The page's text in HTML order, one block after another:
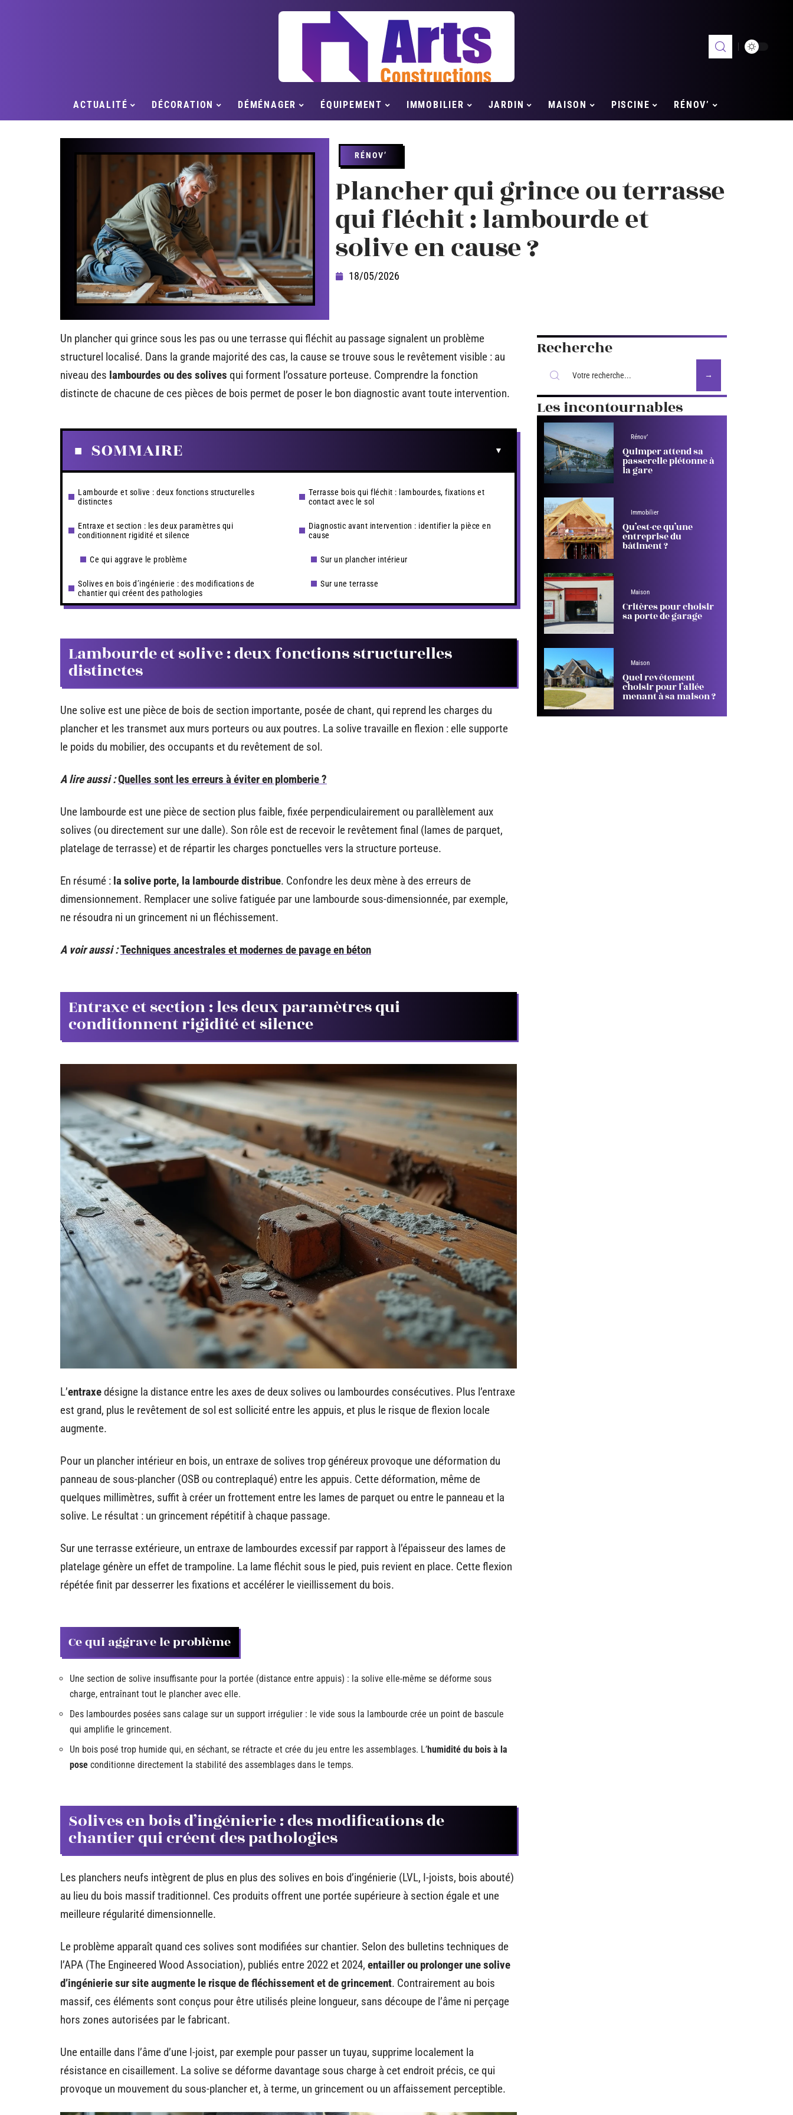
ACTUALITÉ DÉCORATION DÉMÉNAGER ÉQUIPEMENT IMMOBILIER JARDIN MAISON PISCINE RÉNOV’
RÉNOV’
Plancher qui grince ou terrasse
qui fléchit : lambourde et
solive en cause ?
18/05/2026
Un plancher qui grince sous les pas ou une terrasse qui fléchit au passage signalent un problème
structurel localisé. Dans la grande majorité des cas, la cause se trouve sous le revêtement visible : au
niveau des lambourdes ou des solives qui forment l’ossature porteuse. Comprendre la fonction
distincte de chacune de ces pièces de bois permet de poser le bon diagnostic avant toute intervention.
SOMMAIRE
Lambourde et solive : deux fonctions structurelles
distinctes
Entraxe et section : les deux paramètres qui
conditionnent rigidité et silence
Ce qui aggrave le problème
Solives en bois d’ingénierie : des modifications de
chantier qui créent des pathologies
Terrasse bois qui fléchit : lambourdes, fixations et
contact avec le sol
Diagnostic avant intervention : identifier la pièce en
cause
Sur un plancher intérieur
Sur une terrasse
Lambourde et solive : deux fonctions structurelles
distinctes
Une solive est une pièce de bois de section importante, posée de chant, qui reprend les charges du
plancher et les transmet aux murs porteurs ou aux poutres. La solive travaille en flexion : elle supporte
le poids du mobilier, des occupants et du revêtement de sol.
A lire aussi :Quelles sont les erreurs à éviter en plomberie ?
Une lambourde est une pièce de section plus faible, fixée perpendiculairement ou parallèlement aux
solives (ou directement sur une dalle). Son rôle est de recevoir le revêtement final (lames de parquet,
platelage de terrasse) et de répartir les charges ponctuelles vers la structure porteuse.
En résumé : la solive porte, la lambourde distribue. Confondre les deux mène à des erreurs de
dimensionnement. Remplacer une solive fatiguée par une lambourde sous-dimensionnée, par exemple,
ne résoudra ni un grincement ni un fléchissement.
A voir aussi :Techniques ancestrales et modernes de pavage en béton
Entraxe et section : les deux paramètres qui
conditionnent rigidité et silence
L’entraxedésigne la distance entre les axes de deux solives ou lambourdes consécutives. Plus l’entraxe
est grand, plus le revêtement de sol est sollicité entre les appuis, et plus le risque de flexion locale
augmente.
Pour un plancher intérieur en bois, un entraxe de solives trop généreux provoque une déformation du
panneau de sous-plancher (OSB ou contreplaqué) entre les appuis. Cette déformation, même de
quelques millimètres, suffit à créer un frottement entre les lames de parquet ou entre le panneau et la
solive. Le résultat : un grincement répétitif à chaque passage.
Sur une terrasse extérieure, un entraxe de lambourdes excessif par rapport à l’épaisseur des lames de
platelage génère un effet de trampoline. La lame fléchit sous le pied, puis revient en place. Cette flexion
répétée finit par desserrer les fixations et accélérer le vieillissement du bois.
Ce qui aggrave le problème
Une section de solive insuffisante pour la portée (distance entre appuis) : la solive elle-même se déforme sous
charge, entraînant tout le plancher avec elle.
Des lambourdes posées sans calage sur un support irrégulier : le vide sous la lambourde crée un point de bascule
qui amplifie le grincement.
Un bois posé trop humide qui, en séchant, se rétracte et crée du jeu entre les assemblages. L’humidité du bois à la
pose conditionne directement la stabilité des assemblages dans le temps.
Solives en bois d’ingénierie : des modifications de
chantier qui créent des pathologies
Les planchers neufs intègrent de plus en plus des solives en bois d’ingénierie (LVL, I-joists, bois abouté)
au lieu du bois massif traditionnel. Ces produits offrent une portée supérieure à section égale et une
meilleure régularité dimensionnelle.
Le problème apparaît quand ces solives sont modifiées sur chantier. Selon des bulletins techniques de
l’APA (The Engineered Wood Association), publiés entre 2022 et 2024, entailler ou prolonger une solive
d’ingénierie sur site augmente le risque de fléchissement et de grincement. Contrairement au bois
massif, ces éléments sont conçus pour être utilisés pleine longueur, sans découpe de l’âme ni perçage
hors zones autorisées par le fabricant.
Une entaille dans l’âme d’une I-joist, par exemple pour passer un tuyau, supprime localement la
résistance en cisaillement. La solive se déforme davantage sous charge à cet endroit précis, ce qui
provoque un mouvement du sous-plancher et, à terme, un grincement ou un affaissement perceptible.
Recherche
Les incontournables
Rénov’
Quimper attend sa
passerelle piétonne à
la gare
Immobilier
Qu’est-ce qu’une
entreprise du
bâtiment ?
Maison
Critères pour choisir
sa porte de garage
Maison
Quel revêtement
choisir pour l’allée
menant à sa maison ?